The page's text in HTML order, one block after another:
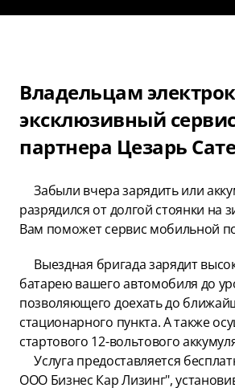
Владельцам
эксклюзивный
партнера Цезарь
Забыли вчера зарядить или
разрядился от долгой стоянки на
Вам поможет сервис мобильной
Выездная бригада зарядит
батарею вашего автомобиля до
позволяющего доехать до
стационарного пункта. А также
стартового 12-вольтового
Услуга предоставляется
ООО Бизнес Кар Лизинг",